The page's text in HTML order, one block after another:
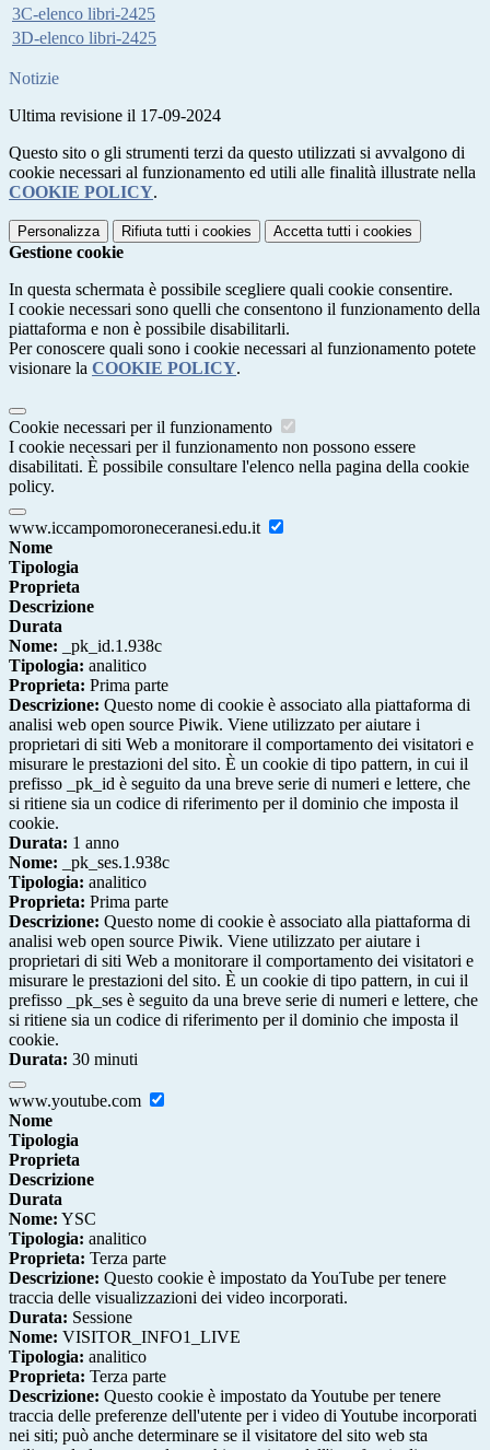
3C-elenco libri-2425
3D-elenco libri-2425
Notizie
Ultima revisione il 17-09-2024
Questo sito o gli strumenti terzi da questo utilizzati si avvalgono di
cookie necessari al funzionamento ed utili alle finalità illustrate nella
COOKIE POLICY.
Personalizza Rifiuta tutti i cookies Accetta tutti i cookies
Gestione cookie
In questa schermata è possibile scegliere quali cookie consentire.
I cookie necessari sono quelli che consentono il funzionamento della
piattaforma e non è possibile disabilitarli.
Per conoscere quali sono i cookie necessari al funzionamento potete
visionare la COOKIE POLICY.
Cookie necessari per il funzionamento
I cookie necessari per il funzionamento non possono essere
disabilitati. È possibile consultare l'elenco nella pagina della cookie
policy.
www.iccampomoroneceranesi.edu.it
Nome
Tipologia
Proprieta
Descrizione
Durata
Nome: _pk_id.1.938c
Tipologia: analitico
Proprieta: Prima parte
Descrizione: Questo nome di cookie è associato alla piattaforma di
analisi web open source Piwik. Viene utilizzato per aiutare i
proprietari di siti Web a monitorare il comportamento dei visitatori e
misurare le prestazioni del sito. È un cookie di tipo pattern, in cui il
prefisso _pk_id è seguito da una breve serie di numeri e lettere, che
si ritiene sia un codice di riferimento per il dominio che imposta il
cookie.
Durata: 1 anno
Nome: _pk_ses.1.938c
Tipologia: analitico
Proprieta: Prima parte
Descrizione: Questo nome di cookie è associato alla piattaforma di
analisi web open source Piwik. Viene utilizzato per aiutare i
proprietari di siti Web a monitorare il comportamento dei visitatori e
misurare le prestazioni del sito. È un cookie di tipo pattern, in cui il
prefisso _pk_ses è seguito da una breve serie di numeri e lettere, che
si ritiene sia un codice di riferimento per il dominio che imposta il
cookie.
Durata: 30 minuti
www.youtube.com
Nome
Tipologia
Proprieta
Descrizione
Durata
Nome: YSC
Tipologia: analitico
Proprieta: Terza parte
Descrizione: Questo cookie è impostato da YouTube per tenere
traccia delle visualizzazioni dei video incorporati.
Durata: Sessione
Nome: VISITOR_INFO1_LIVE
Tipologia: analitico
Proprieta: Terza parte
Descrizione: Questo cookie è impostato da Youtube per tenere
traccia delle preferenze dell'utente per i video di Youtube incorporati
nei siti; può anche determinare se il visitatore del sito web sta